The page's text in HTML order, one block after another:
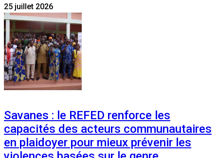
25 juillet 2026
Savanes : le REFED renforce les
capacités des acteurs communautaires
en plaidoyer pour mieux prévenir les